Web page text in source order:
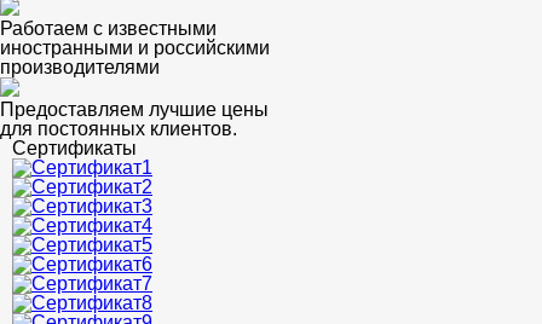
Работаем с известными
иностранными и российскими
производителями
Предоставляем лучшие цены
для постоянных клиентов.
Сертификаты